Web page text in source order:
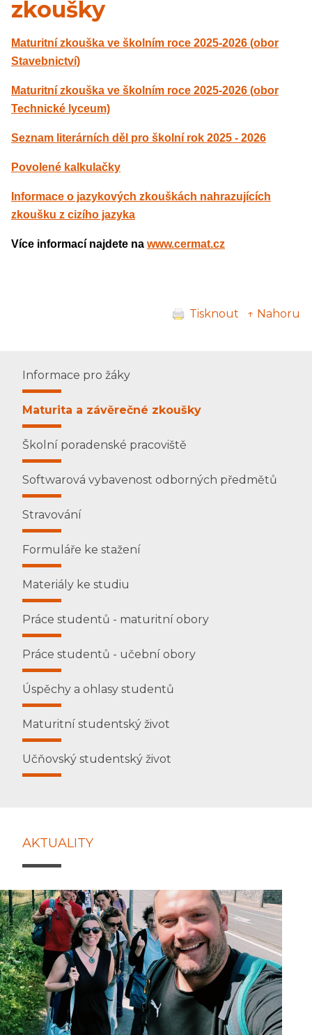
zkoušky
Maturitní zkouška ve školním roce 2025-2026 (obor
Stavebnictví)
Maturitní zkouška ve školním roce 2025-2026 (obor
Technické lyceum)
Seznam literárních děl pro školní rok 2025 - 2026
Povolené kalkulačky
Informace o jazykových zkouškách nahrazujících
zkoušku z cizího jazyka
Více informací najdete na www.cermat.cz
Tisknout ↑ Nahoru
Informace pro žáky
Maturita a závěrečné zkoušky
Školní poradenské pracoviště
Softwarová vybavenost odborných předmětů
Stravování
Formuláře ke stažení
Materiály ke studiu
Práce studentů - maturitní obory
Práce studentů - učební obory
Úspěchy a ohlasy studentů
Maturitní studentský život
Učňovský studentský život
AKTUALITY